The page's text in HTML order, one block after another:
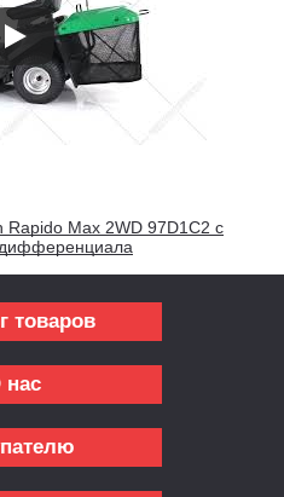
Rapido Max 2WD 97D1C2 с
товаров
нас